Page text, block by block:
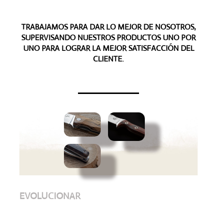
TRABAJAMOS PARA DAR LO MEJOR DE NOSOTROS,
SUPERVISANDO NUESTROS PRODUCTOS UNO POR
UNO PARA LOGRAR LA MEJOR SATISFACCIÓN DEL
CLIENTE.
EVOLUCIONAR